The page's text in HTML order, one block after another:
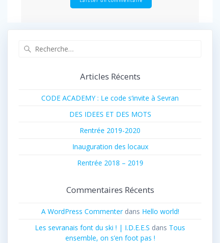
Articles Récents
CODE ACADEMY : Le code s’invite à Sevran
DES IDEES ET DES MOTS
Rentrée 2019-2020
Inauguration des locaux
Rentrée 2018 – 2019
Commentaires Récents
A WordPress Commenterdans Hello world!
Les sevranais font du ski ! | I.D.E.E.S dans Tous
ensemble, on s’en foot pas !